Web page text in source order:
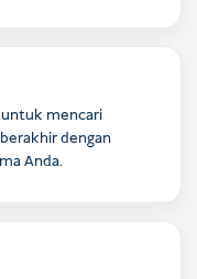
untuk mencari
dengan
Anda.